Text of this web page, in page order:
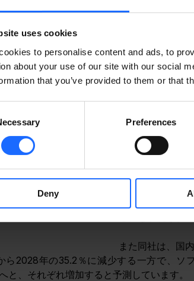
uses cookies
to personalise content and ads, to
about your use of our site with our social
that you’ve provided to them or that
Preferences
Deny
Japan 株式会社が、日本国内のIoT（
場におけるユーザー支出額の2023年の
場が年間平均成長率（CAGR） 8.0％で
産業分野別でみ
の強化による人
建設、医療分野
建設作業の効率
また同社は、国
ら2028年の35.2％に減少する一方で、ソ
、それぞれ増加すると予測しています。